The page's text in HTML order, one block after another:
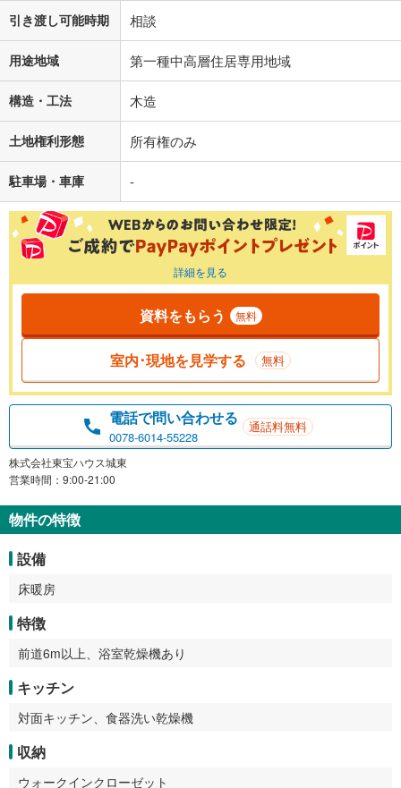
引き渡し可能時期 相談
用途地域 第一種中高層住居専用地域
構造・工法 木造
土地権利形態 所有権のみ
駐車場・車庫 -
詳細を見る
資料をもらう 無料
室内･現地を見学する 無料
電話で問い合わせる
0078-6014-55228
通話料無料
株式会社東宝ハウス城東
営業時間：9:00-21:00
物件の特徴
設備
床暖房
特徴
前道6m以上、浴室乾燥機あり
キッチン
対面キッチン、食器洗い乾燥機
収納
ウォークインクローゼット